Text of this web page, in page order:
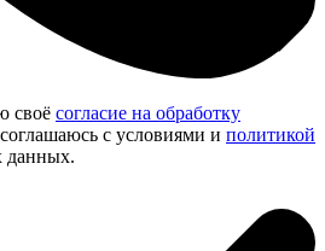
своё согласие на обработку
с условиями и политикой
данных.